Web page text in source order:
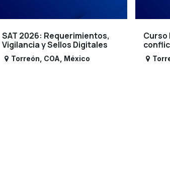
SAT 2026: Requerimientos,
Vigilancia y Sellos Digitales
Torreón COA México
Curso